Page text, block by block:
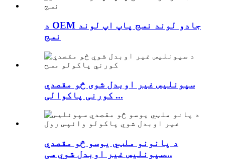
د OEM جادو لوند نسج پاپ اپ لوند
نسج
سپونلیس غیر اوبدل شوی څو مقصدي
کورنی پاکوالی ...
د پانونو ملټي یوسو څو مقصدي
سپونلیس غیر اوبدل شوي سی...